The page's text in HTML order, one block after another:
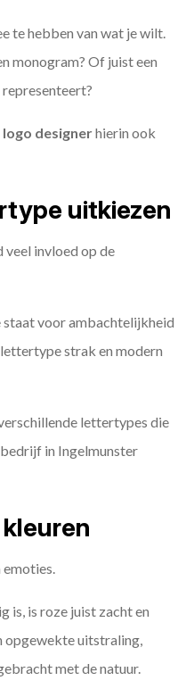
te hebben van wat je wilt.
monogram? Of juist een
designerhierin ook
uitkiezen
invloed op de
staat voor ambachtelijkheid
strak en modern
lettertypes die
in Ingelmunster
emoties.
is, is roze juist zacht en
opgewekte uitstraling,
met de natuur.